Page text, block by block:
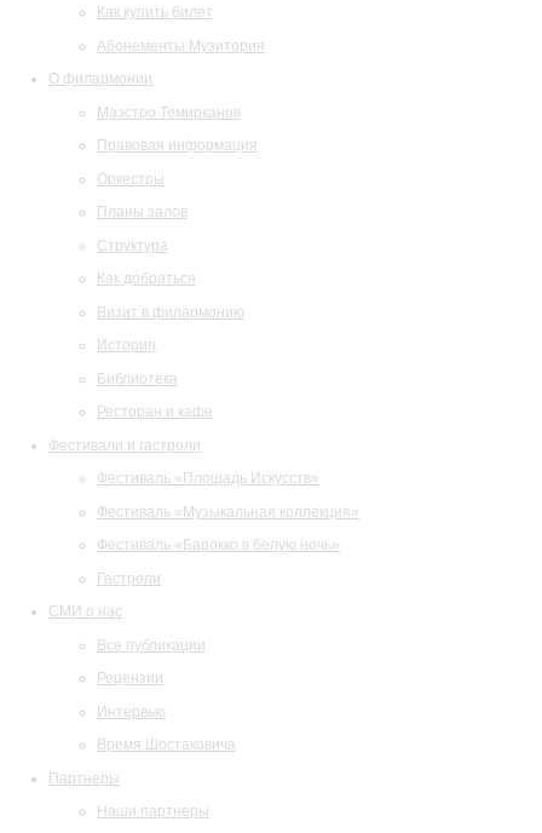
Как купить билет
Абонементы Музитория
О филармонии
Маэстро Темирканов
Правовая информация
Оркестры
Планы залов
Структура
Как добраться
Визит в филармонию
История
Библиотека
Ресторан и кафе
Фестивали и гастроли
Фестиваль «Площадь Искусств»
Фестиваль «Музыкальная коллекция»
Фестиваль «Барокко в белую ночь»
Гастроли
СМИ о нас
Все публикации
Рецензии
Интервью
Время Шостаковича
Партнеры
Наши партнеры